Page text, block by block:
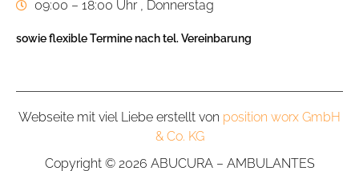
09:00 – 18:00 Uhr , Donnerstag
sowie flexible Termine nach tel. Vereinbarung
Webseite mit viel Liebe erstellt von position worx GmbH
& Co. KG
Copyright © 2026 ABUCURA – AMBULANTES